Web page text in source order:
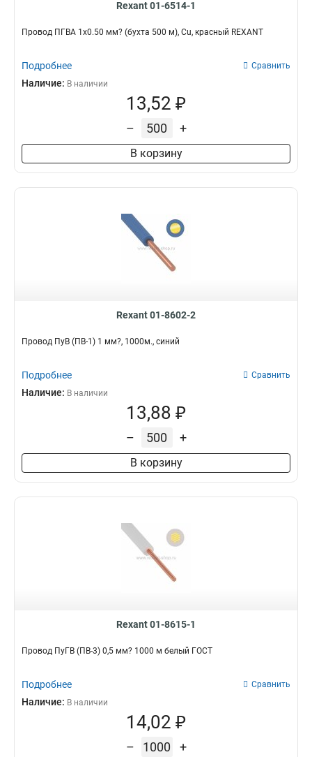
Rexant 01-6514-1
Провод ПГВА 1х0.50 мм? (бухта 500 м), Cu, красный REXANT
Подробнее Сравнить
Наличие: В наличии
13,52 ₽
– +
В корзину
Rexant 01-8602-2
Провод ПуВ (ПВ-1) 1 мм?, 1000м., синий
Подробнее Сравнить
Наличие: В наличии
13,88 ₽
– +
В корзину
Rexant 01-8615-1
Провод ПуГВ (ПВ-3) 0,5 мм? 1000 м белый ГОСТ
Подробнее Сравнить
Наличие: В наличии
14,02 ₽
– +